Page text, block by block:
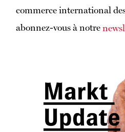
commerce international
abonnez-vous à notre